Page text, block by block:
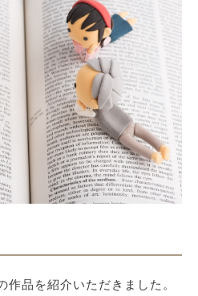
品を紹介いただきました。